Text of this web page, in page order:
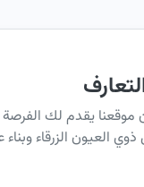
موقعنا يقدم لك
العيون الزرقاء وبناء